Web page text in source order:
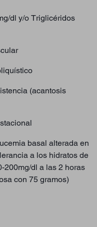
dl y/o Triglicéridos
(acantosis
basal alterada en
a los hidratos de
200mg/dl a las 2 horas
con 75 gramos)